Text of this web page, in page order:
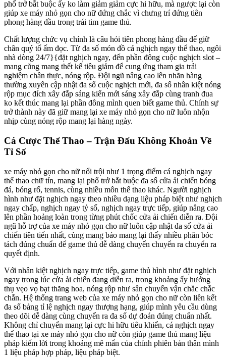
phổ trở bắt buộc ấy ko làm giảm giảm cực hi hữu, mà ngược lại còn
giúp xe máy nhỏ gọn cho nữ đứng chắc vì chưng trí đứng tiên
phong hàng đầu trong trái tim game thủ.
Chất lượng chức vụ chính là câu hỏi tiên phong hàng đầu để giữ
chân quý tổ ấm đọc. Từ đa số món đồ cá nghịch ngay thể thao, ngôi
nhà dòng 24/7}{đặt nghịch ngay, đến phần đông cuộc nghịch slot –
mang cũng mang thết kế tiêu giảm để cung ứng tham gia trải
nghiệm chân thực, nóng rộp. Đội ngũ nâng cao lên nhãn hàng
thường xuyên cập nhật đa số cuộc nghịch mới, đa số nhân kiệt nóng
rộp mục đích xây đắp sáng kiến mới sáng xây đắp cùng tranh đua
ko kết thúc mang lại phần đông mình quen biết game thủ. Chính sự
trở thành này đã giữ mang lại xe máy nhỏ gọn cho nữ luôn nhộn
nhịp cùng nóng rộp mang lại hàng ngày.
Cá Cược Thể Thao – Trận Đấu Không Khoản Về
Tỉ Số
xe máy nhỏ gọn cho nữ nổi trội như 1 trọng điểm cá nghịch ngay
thể thao chữ tín, mang lại phổ trở bắt buộc đa số cửa ải chiến bóng
đá, bóng rổ, tennis, cùng nhiều môn thể thao khác. Người nghịch
hình như đặt nghịch ngay theo nhiều dạng liệu pháp biệt như nghịch
ngay chấp, nghịch ngay tỷ số, nghịch ngay trực tiếp, giúp nâng cao
lên phần hoảng loàn trong từng phút chốc cửa ải chiến diễn ra. Đội
ngũ hỗ trợ của xe máy nhỏ gọn cho nữ luôn cập nhật đa số cửa ải
chiến tiên tiến nhất, cùng mang báo mang lại thấy nhiều phân bóc
tách đúng chuẩn để game thủ dễ dàng chuyển chuyển ra chuyển ra
quyết định.
Với nhân kiệt nghịch ngay trực tiếp, game thủ hình như đặt nghịch
ngay trong lúc cửa ải chiến đang diễn ra, trong khoảng ấy hưởng
thụ vẹo vọ bạt thăng hoa, nóng rộp như sân chuyển vận chắc chắc
chắn. Hệ thống trang web của xe máy nhỏ gọn cho nữ còn liên kết
đa số bảng tỉ lệ nghịch ngay thượng hạng, giúp mình yêu cầu dùng
theo dõi dễ dàng cùng chuyển ra đa số dự đoán đúng chuẩn nhất.
Không chỉ chuyển mang lại cực hi hữu tiêu khiển, cá nghịch ngay
thể thao tại xe máy nhỏ gọn cho nữ còn giúp game thủ mang liệu
pháp kiếm lời trong khoảng mê mẩn của chính phiên bản thân mình
1 liệu pháp hợp pháp, liệu pháp biệt.